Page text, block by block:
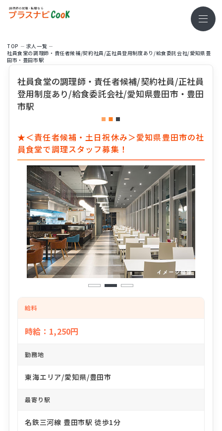
TOP
求⼈⼀覧
社員食堂の調理師・責任者候補/契約社員/正社員登用制度あり/給食委託会社/愛知県豊
田市・豊田市駅
社員食堂の調理師・責任者候補/契約社員/正社員
登用制度あり/給食委託会社/愛知県豊田市・豊田
市駅
★＜責任者候補・土日祝休み＞愛知県豊田市の社
員食堂で調理スタッフ募集！
1 2 3
給料
時給：1,250円
勤務地
東海エリア/愛知県/豊田市
最寄り駅
名鉄三河線 豊田市駅 徒歩1分